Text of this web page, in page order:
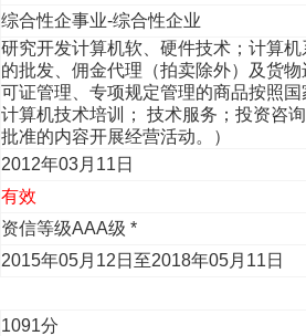
综合性企事业-综合性企业
研究开发计算机软、硬件技术；计算
的批发、佣金代理（拍卖除外）及货
可证管理、专项规定管理的商品按照
计算机技术培训； 技术服务；投资咨
批准的内容开展经营活动。）
2012年03月11日
有效
资信等级AAA级 *
2015年05月12日至2018年05月11日
1091分